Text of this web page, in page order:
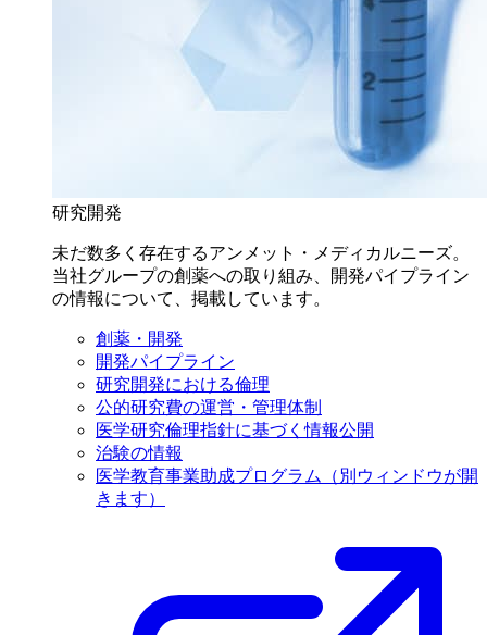
研究開発
未だ数多く存在するアンメット・メディカルニーズ。
当社グループの創薬への取り組み、開発パイプライン
の情報について、掲載しています。
創薬・開発
開発パイプライン
研究開発における倫理
公的研究費の運営・管理体制
医学研究倫理指針に基づく情報公開
治験の情報
医学教育事業助成プログラム
（別ウィンドウが開
きます）